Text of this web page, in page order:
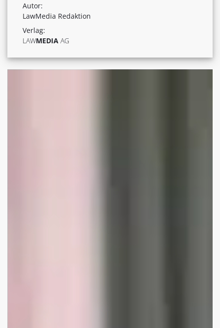
Autor:
LawMedia Redaktion
Verlag:
LAWMEDIA AG